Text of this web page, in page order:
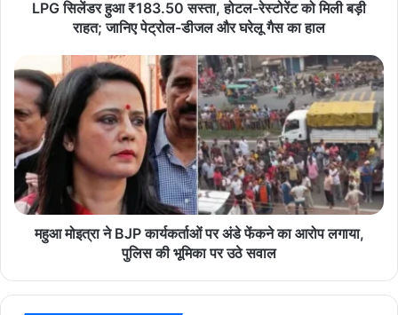
clothing store extinguishing the fire
fire brigade hindi news Korba fire
latest news Paisa Vasool Cloth Store
Short Circuit today news top news
.
5
0
स
स्ता
,
हो
ट
स्टो
LPG सिलेंडर हुआ ₹183.50 सस्ता, होटल-रेस्टोरेंट को मिली बड़ी
राहत; जानिए पेट्रोल-डीजल और घरेलू गैस का हाल
हु
आ
मो
इ
त्रा
B
J
महुआ मोइत्रा ने BJP कार्यकर्ताओं पर अंडे फेंकने का आरोप लगाया,
पुलिस की भूमिका पर उठे सवाल